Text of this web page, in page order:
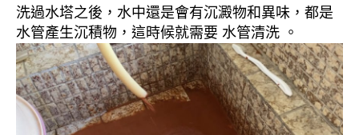
洗過水塔之後，水中還是會有沉澱物和異味，都是
水管產生沉積物，這時候就需要 水管清洗 。